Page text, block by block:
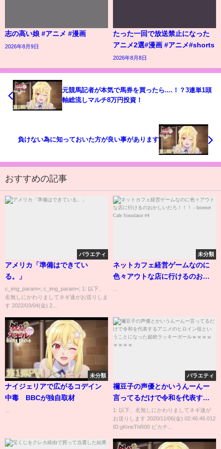
志の高い娘 #アニメ #漫画
2026年8月9日
たった一回で放送禁止になった
アニメ2選#漫画 #アニメ#shorts
2026年8月8日
元競馬記者が本気で馬券を買ったら....！？3連単1頭
軸総流しマルチ8万円投資！
負けない為に知っておいた方が良い事があります
おすすめの記事
バラエティ
アメリカ「準備はできてい
る。」
c_img_param=; c_img_param=; 1: 以下、
名無しにかわりましてネギ速がお送りしま
す 2022/03/04(金) 2...
未分類
ネットカフェ経営ゲームなのに
色々アウトな店に行けるのおか
未分類
ナイジェリアで広がるコデイン
中毒 BBCが独自取材
バラエティ
禰豆子の声優とかいうんーんー
言ってるだけで令和を代表する
アニメのヒロイン役ということ
になった超絶ラッキーガールｗ
ｗｗｗｗｗｗｗ
1: 以下、名無しにかわりましてネギ速が
お送りします 2020/11/06(金) 02:46:46.012
ID:gKmeThR00 ピカチ...